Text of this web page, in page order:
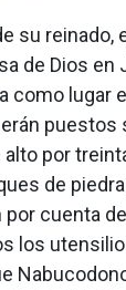
su reinado,
de Dios en
como lugar
puestos
por
de
cuenta
los